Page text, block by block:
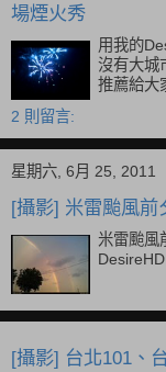
場煙火秀
用我的
沒有大城
推薦給大
2 則留言:
星期六, 6月 25, 2011
[攝影] 米雷颱風前
米雷颱風
DesireHD
[攝影] 台北101、